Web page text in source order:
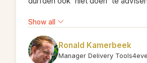
de scherpte in de besluitvorming
winst."
Show all
Ronald Kamerbeek
Manager Delivery